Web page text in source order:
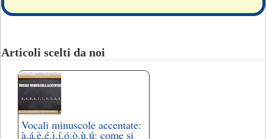
Articoli scelti da noi
Vocali minuscole accentate:
à,á,è,é,ì,í,ó,ò,ù,ú: come si